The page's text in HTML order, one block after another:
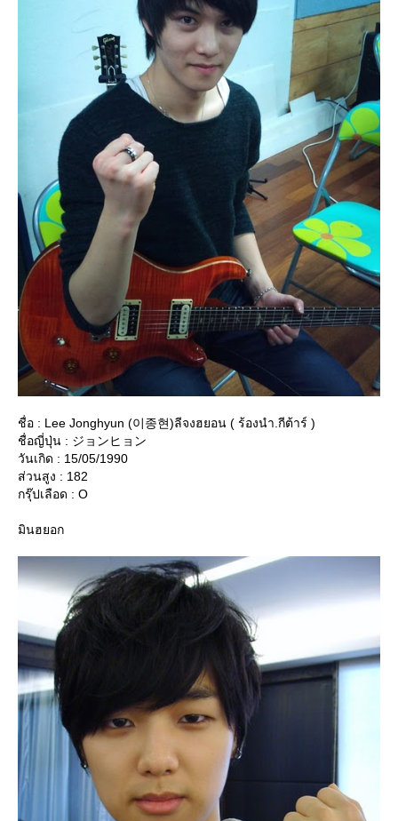
ชื่อ : Lee Jonghyun (이종현)ลีจงฮยอน ( ร้องนำ.กีต้าร์ )
ชื่อญี่ปุ่น : ジョンヒョン
วันเกิด : 15/05/1990
ส่วนสูง : 182
กรุ๊ปเลือด : O
มินฮยอก